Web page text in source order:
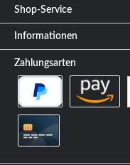
Shop-Service
Informationen
Zahlungsarten
PayPal Später Bezahlen